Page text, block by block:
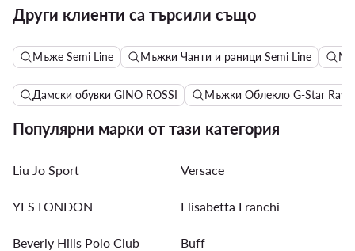
Други клиенти са търсили също
Мъже Semi Line Мъжки Чанти и раници Semi Line
Дамски обувки GINO ROSSI Мъжки Облекло G-Star Raw
Популярни марки от тази категория
Liu Jo Sport Versace
YES LONDON Elisabetta Franchi
Beverly Hills Polo Club Buff